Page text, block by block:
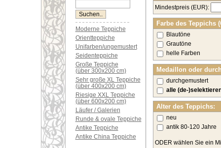
Moderne Teppiche
Orientteppiche
Unifarben/ungemustert
Seidenteppiche
Große Teppiche
(über 300x200 cm)
Sehr große XL Teppiche
(über 400x200 cm)
Riesige XXL Teppiche
(über 600x200 cm)
Läufer / Galerien
Runde & ovale Teppiche
Antike Teppiche
Antike China Teppiche
Mindestpreis (EUR):
Farbe des Teppichs
Blautöne
Grautöne
helle Farben
Medaillon oder
durchgemustert
alle (de-
Alter des Teppichs:
neu
antik 80-120 Jahre
ODER wählen Sie ein